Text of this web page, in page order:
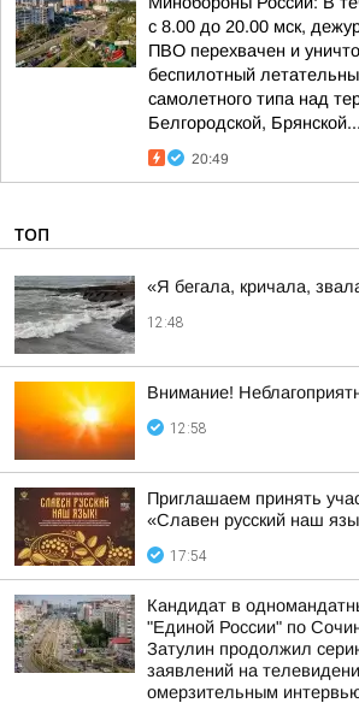
с 8.00 до 20.00 мск,
ПВО перехвачен и
беспилотный
самолетного типа над
Белгородской, Брянской...
20:49
ТОП
«Я бегала, кричала,
12:48
Внимание!
12:58
Приглашаем принять
«Славен русский наш
17:54
Кандидат в
"Единой России" по
Затулин продолжил
заявлений на
омерзительным